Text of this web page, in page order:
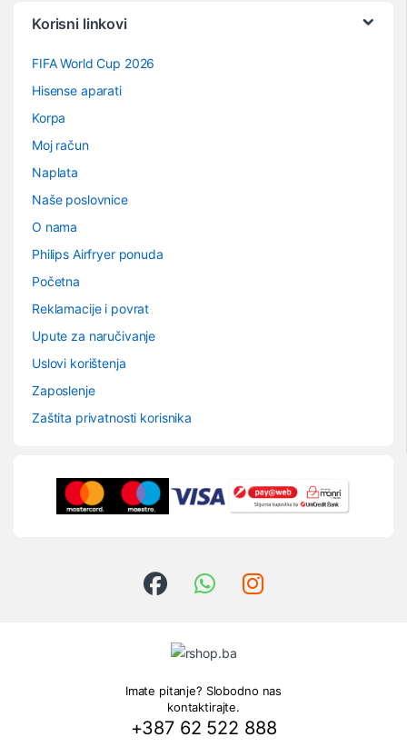
Korisni linkovi
FIFA World Cup 2026
Hisense aparati
Korpa
Moj račun
Naplata
Naše poslovnice
O nama
Philips Airfryer ponuda
Početna
Reklamacije i povrat
Upute za naručivanje
Uslovi korištenja
Zaposlenje
Zaštita privatnosti korisnika
Imate pitanje? Slobodno nas
kontaktirajte.
+387 62 522 888